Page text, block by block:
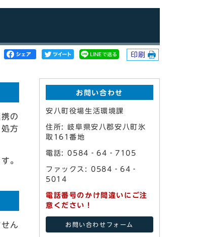
印刷
の
方
。
ん
お問い合わせ
安八町役場生活環境課
住所: 岐阜県安八郡安八町氷
取161番地
電話: 0584‐64‐7105
ファックス: 0584‐64‐
5014
電話番号のかけ間違いにご注
意ください！
お問い合わせフォーム